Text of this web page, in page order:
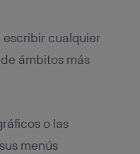
cualquier
ámbitos más
o las
menús
que
la parte